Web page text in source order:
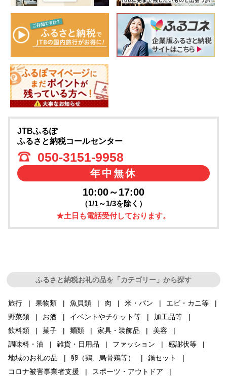
JTBふるぽ
ふるさと納税コールセンター
050-3151-9958
年中無休
10:00～17:00
（1/1～1/3を除く）
★土日も電話受付しております。
ふるさと納税お礼の品を「カテゴリー」から探す
旅行 果物類 魚貝類 肉 米・パン
エビ・カニ等
野菜類
お酒 イベントやチケット等
加工品等
飲料類
菓子 麺類 家具・装飾品
美容
調味料・油
雑貨・日用品 ファッション
感謝状等
地域のお礼の品
卵（鶏、烏骨鶏等）
鍋セット
コロナ被害事業者支援
スポーツ・アウトドア